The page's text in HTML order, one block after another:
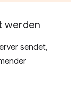
werden
sendet,